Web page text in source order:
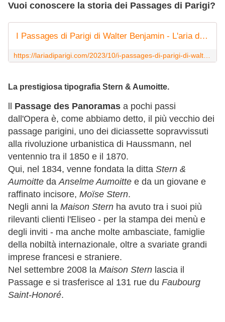
Vuoi conoscere la storia dei Passages di Parigi?
I Passages di Parigi di Walter Benjamin - L'aria di Parigi
La prestigiosa tipografia Stern & Aumoitte.
ll Passage des Panoramas a pochi passi
dall'Opera è, come abbiamo detto, il più vecchio dei
passage parigini, uno dei diciassette sopravvissuti
alla rivoluzione urbanistica di Haussmann, nel
ventennio tra il 1850 e il 1870.
Qui, nel 1834, venne fondata la ditta Stern &
Aumoitte da Anselme Aumoitte e da un giovane e
raffinato incisore, Moïse Stern.
Negli anni la Maison Stern ha avuto tra i suoi più
rilevanti clienti l'Eliseo - per la stampa dei menù e
degli inviti - ma anche molte ambasciate, famiglie
della nobiltà internazionale, oltre a svariate grandi
imprese francesi e straniere.
Nel settembre 2008 la Maison Stern lascia il
Passage e si trasferisce al 131 rue du Faubourg
Saint-Honoré.